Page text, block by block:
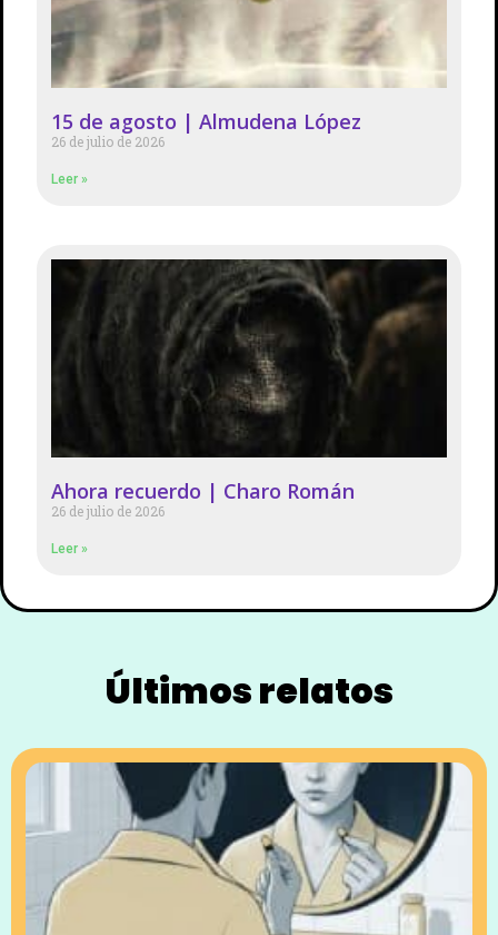
15 de agosto | Almudena López
26 de julio de 2026
Leer »
Ahora recuerdo | Charo Román
26 de julio de 2026
Leer »
Últimos relatos